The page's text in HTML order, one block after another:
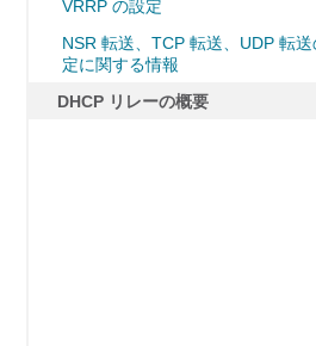
VRRP の設定
NSR 転送、TCP 転送、UDP 転送
定に関する情報
DHCP リレーの概要